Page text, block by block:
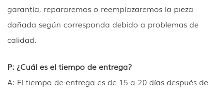
garantía, repararemos o reemplazaremos la pieza
dañada según corresponda debido a problemas de
calidad.
P: ¿Cuál es el tiempo de entrega?
A: El tiempo de entrega es de 15 a 20 días después de